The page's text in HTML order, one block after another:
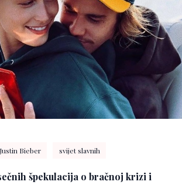
Justin Bieber svijet slavnih
špekulacija o bračnoj krizi i